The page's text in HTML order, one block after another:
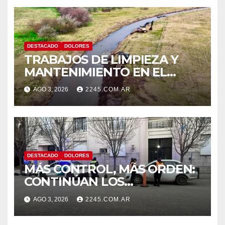
DESTACADO DOLORES
TRABAJOS DE LIMPIEZA Y
MANTENIMIENTO EN EL
CANAL LA PICASA
AGO 3, 2026 2245.COM.AR
DESTACADO DOLORES
MÁS CONTROL, MÁS ORDEN:
CONTINÚAN LOS
OPERATIVOS PREVENTIVOS
DE TRÁNSITO EN DOLORES
AGO 3, 2026 2245.COM.AR